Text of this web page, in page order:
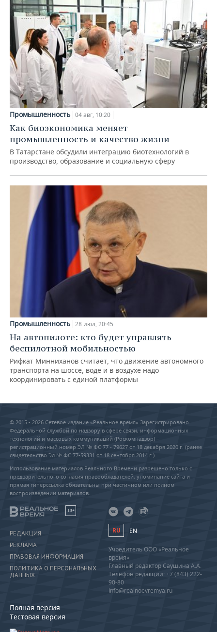
Промышленность 04 авг, 10:20
Как биоэкономика меняет
промышленность и качество жизни
В Татарстане обсудили интеграцию биотехнологий в
производство, образование и социальную сферу
Промышленность 28 июл, 20:45
На автопилоте: кто будет управлять
беспилотной мобильностью
Рифкат Минниханов считает, что движение автономного
транспорта на шоссе, воде и в воздухе надо
координировать с единой платформы
© 2015 - 2026 Сетевое издание «Реальное время» Зарегистрировано
Федеральной службой по надзору в сфере связи, информационных
технологий и массовых коммуникаций (Роскомнадзор) –
регистрационный номер ЭЛ № ФС 77 - 79627 от 18 декабря 2020 г. (ранее
свидетельство Эл № ФС 77-59331 от 18 сентября 2014 г.)
Использование материалов Реального Времени разрешено только с
предварительного согласия правообладателей, упоминание сайта и
прямая гиперссылка обязательны при частичном или полном
воспроизведении материалов.
18+
РЕДАКЦИЯ
РЕКЛАМА
ПРАВОВАЯ ИНФОРМАЦИЯ
ПОЛИТИКА О ПЕРСОНАЛЬНЫХ
ДАННЫХ
Полная версия
Тестовая версия
RU EN
Учредитель ООО «Реальное
время»
Главный редактор Саушина А.А.
Телефон редакции: +7 (843) 222-
90-80
info@realnoevremya.ru